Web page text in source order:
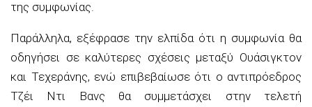
της συμφωνίας.
Παράλληλα, εξέφρασε την ελπίδα ότι η συμφωνία θα
οδηγήσει σε καλύτερες σχέσεις μεταξύ Ουάσιγκτον
και Τεχεράνης, ενώ επιβεβαίωσε ότι ο αντιπρόεδρος
Τζέι Ντι Βανς θα συμμετάσχει στην τελετή